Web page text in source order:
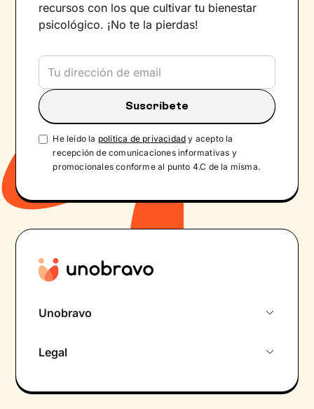
recursos con los que cultivar tu bienestar
psicológico. ¡No te la pierdas!
He leído la política de privacidad y acepto la
recepción de comunicaciones informativas y
promocionales conforme al punto 4.C de la misma.
Unobravo
Psicólogo por chat
Legal